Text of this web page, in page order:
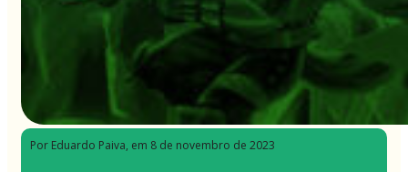
Por Eduardo Paiva, em 8 de novembro de 2023